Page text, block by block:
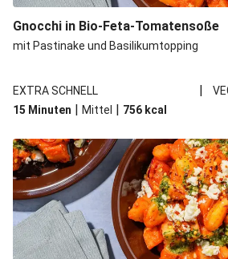
Gnocchi in Bio-Feta-Tomatensoße
mit Pastinake und Basilikumtopping
EXTRA SCHNELL |
15 Minuten | Mittel | 756 kcal